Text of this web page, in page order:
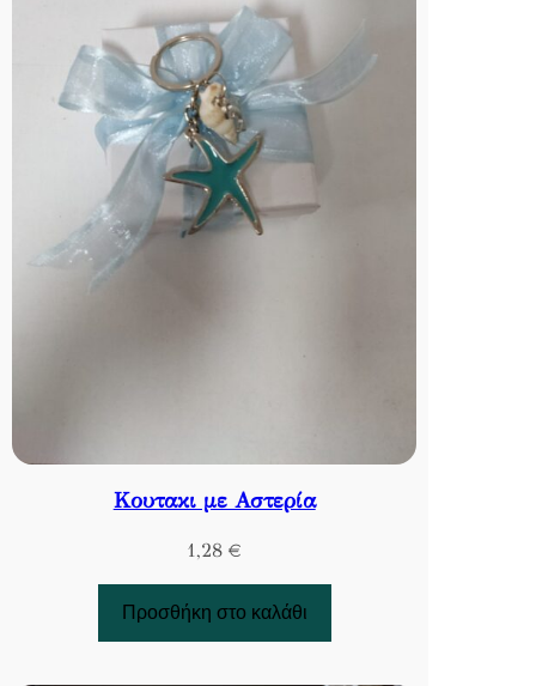
Κουτακι με Αστερία
1,28 €
Προσθήκη στο καλάθι